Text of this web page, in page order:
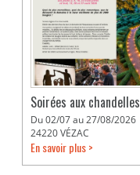
Soirées aux chandelles
Du 02/07 au 27/08/2026
24220 VÉZAC
En savoir plus >